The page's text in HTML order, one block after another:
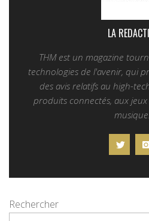
LA
THM est un magazine
technologies de l'avenir, qui
des avis relatifs au high-
produits connectés, aux
musique...
Rechercher